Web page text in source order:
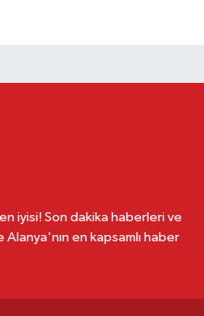
iyisi! Son dakika haberleri ve
en kapsamlı haber